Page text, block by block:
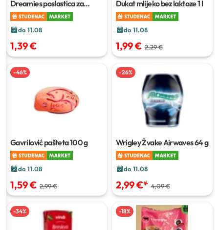
Dreamies poslastica za
mačke60 g
do 11.08
1,39 €
Dukat mlijeko bez laktoze1 l
do 11.08
1,99 € 2,29 €
-46%
Gavrilović pašteta100 g
do 11.08
1,59 € 2,99 €
-26%
Wrigley Žvake Airwaves64 g
do 11.08
2,99 €* 4,09 €
-34% -18%